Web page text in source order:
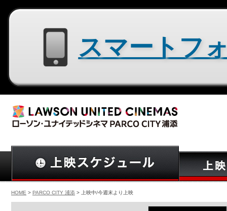
HOME > PARCO CITY 浦添 > 上映中/今週末より上映